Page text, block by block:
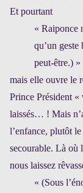
Et pourtant
« Raiponce
qu’un geste
peut-être.) »
mais elle ouvre le
Prince Président
laissés… ! Mais
l’enfance, plutôt
secourable. Là où
nous laissez
« (Sous